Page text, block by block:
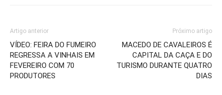
Artigo anterior
VÍDEO: FEIRA DO FUMEIRO
REGRESSA A VINHAIS EM
FEVEREIRO COM 70
PRODUTORES
Próximo artigo
MACEDO DE CAVALEIROS É
CAPITAL DA CAÇA E DO
TURISMO DURANTE QUATRO
DIAS